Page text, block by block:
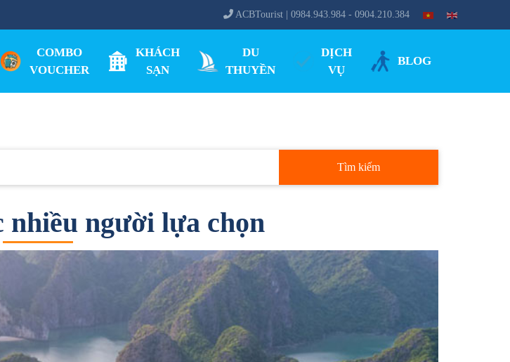
ACBTourist | 0984.943.984 - 0904.210.384
COMBO
VOUCHER
KHÁCH
SẠN
DU
THUYỀN
DỊCH
VỤ
BLOG
Tìm kiếm
nhiều người lựa chọn